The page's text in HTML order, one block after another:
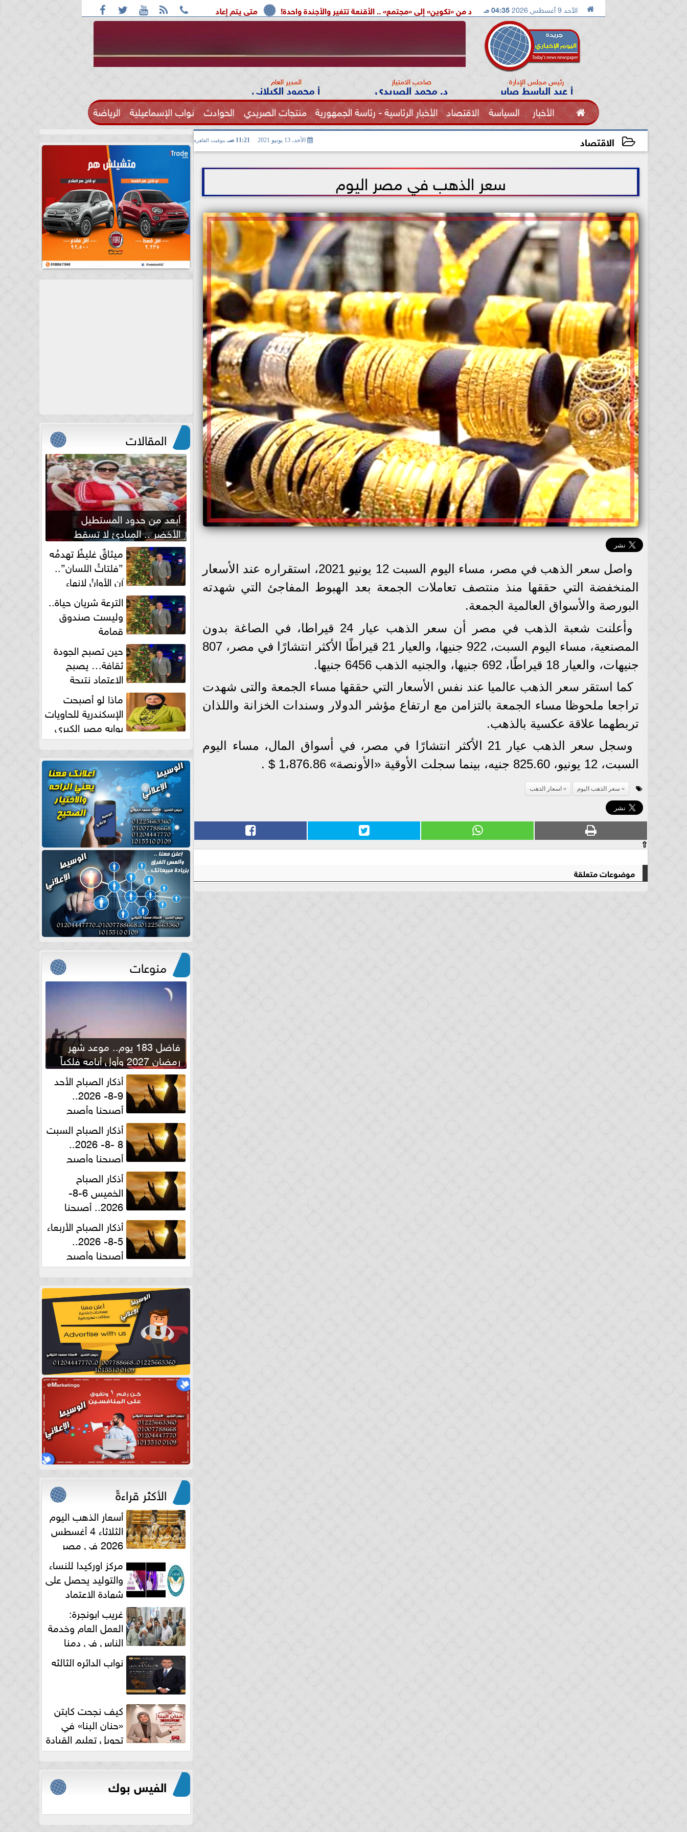
      الأحد 9 أغسطس 2026 04:35 مـ متى يتم إعادة تشغيل بطاقات التموين المتوقفة؟.. تفاصيل الدكتور محمد الصريدي يكشف المخطط الجديد من «تكوين» إلى «مجتمع» .. الأقنعة تتغير والأجندة واحدة!
رئيس مجلس الإدارة
أ عبد الباسط صابر صاحب الامتياز
د. محمد الصريدي المدير العام
أ محمود الكيلاني
 الأخبار السياسة الاقتصاد الأخبار الرئاسية - رئاسة الجمهورية منتجات الصريدي الحوادث نواب الإسماعيلية الرياضة
الفنون الصحة الاقتصاد الأحد، 13 يونيو 2021 11:21 صـ بتوقيت القاهرة
سعر الذهب في مصر اليوم
واصل سعر الذهب في مصر، مساء اليوم السبت 12 يونيو 2021، استقراره عند الأسعار
المنخفضة التي حققها منذ منتصف تعاملات الجمعة بعد الهبوط المفاجئ التي شهدته
البورصة والأسواق العالمية الجمعة.
وأعلنت شعبة الذهب في مصر أن سعر الذهب عيار 24 قيراطا، في الصاغة بدون
المصنعية، مساء اليوم السبت، 922 جنيها، والعيار 21 قيراطًا الأكثر انتشارًا في مصر، 807
جنيهات، والعيار 18 قيراطًا، 692 جنيها، والجنيه الذهب 6456 جنيها.
كما استقر سعر الذهب عالميا عند نفس الأسعار التي حققها مساء الجمعة والتى شهدت
تراجعا ملحوظا مساء الجمعة بالتزامن مع ارتفاع مؤشر الدولار وسندات الخزانة واللذان
تربطهما علاقة عكسية بالذهب.
وسجل سعر الذهب عيار 21 الأكثر انتشارًا في مصر، في أسواق المال، مساء اليوم
السبت، 12 يونيو، 825.60 جنيه، بينما سجلت الأوقية «الأونصة» 1،876.86 $ .
سعر الذهب اليوم اسعار الذهب
⇧
موضوعات متعلقة
المقالات
أبعد من حدود المستطيل
الأخضر .. المبادئ لا تسقط
بصفارة الحكم ميثاقٌ غليظٌ تهدمُه
”فلتاتُ اللسان”..
آن الأوانُ لإنهاءِ
فوضى الطلاق الشفهي!الترعة شريان حياة..
وليست صندوق
قمامة
حين تصبح الجودة
ثقافة… يصبح
الاعتماد نتيجة
طبيعية
ماذا لو أصبحت
الإسكندرية للحاويات
بوابه مصر الكبري
للتجارة العالمية بقلم د...
منوعات
فاضل 183 يوم.. موعد شهر
رمضان 2027 وأول أيامه فلكياً
أذكار الصباح الأحد
9-8- 2026..
أصبحنا وأصبح
الملك لله والحمد للهأذكار الصباح السبت
أصبحنا وأصبح
الملك لله والحمد للهأذكار الصباح
الخميس 6-8-
2026.. أصبحنا
وأصبح الملك لله والحمد لله
أذكار الصباح الأربعاء
5-8- 2026..
أصبحنا وأصبح
الملك لله والحمد لله
الأكثر قراءةً
أسعار الذهب اليوم
الثلاثاء 4 أغسطس
2026 في مصر
مركز اوركيدا للنساء
والتوليد يحصل على
شهادة الاعتماد
الكامل
غريب ابونجرة:
العمل العام وخدمة
الناس فى دمنا
نواب الدائره الثالثه
كيف نجحت كابتن
«حنان البنا» في
تحويل تعليم القيادة
النسائية من خوف...
الفيس بوك